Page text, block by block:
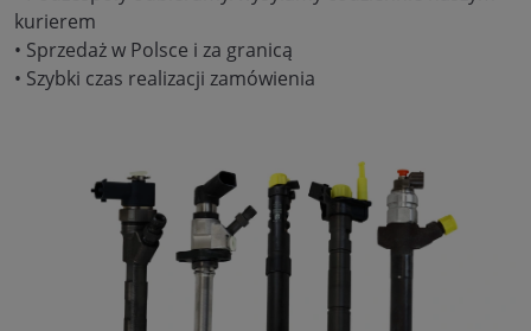
kurierem
• Sprzedaż w Polsce i za granicą
• Szybki czas realizacji zamówienia